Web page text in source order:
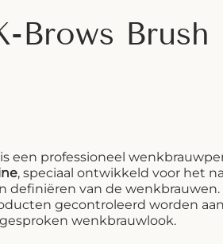
Brows Brush
een professioneel
, speciaal ontwikkeld voor het
definiëren van de wenkbrauwen.
gecontroleerd worden
wenkbrauwlook.